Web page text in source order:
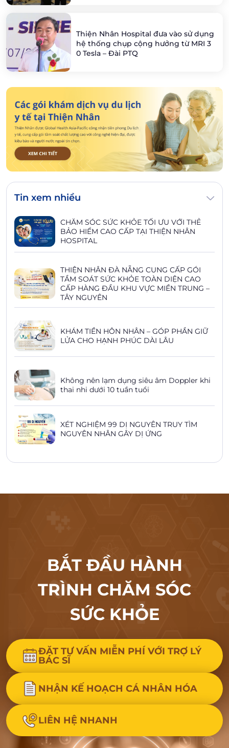
Thiện Nhân Hospital đưa vào sử dụng
hệ thống chụp cộng hưởng từ MRI 3
0 Tesla – Đài PTQ
Tin xem nhiều
CHĂM SÓC SỨC KHỎE TỐI ƯU VỚI THẺ
BẢO HIỂM CAO CẤP TẠI THIỆN NHÂN
HOSPITAL
THIỆN NHÂN ĐÀ NẴNG CUNG CẤP GÓI
TẦM SOÁT SỨC KHỎE TOÀN DIỆN CAO
CẤP HÀNG ĐẦU KHU VỰC MIỀN TRUNG –
TÂY NGUYÊN
KHÁM TIỀN HÔN NHÂN – GÓP PHẦN GIỮ
LỬA CHO HẠNH PHÚC DÀI LÂU
Không nên lạm dụng siêu âm Doppler khi
thai nhi dưới 10 tuần tuổi
XÉT NGHIỆM 99 DỊ NGUYÊN TRUY TÌM
NGUYÊN NHÂN GÂY DỊ ỨNG
BẮT ĐẦU HÀNH
TRÌNH CHĂM SÓC
SỨC KHỎE
ĐẶT TƯ VẤN MIỄN PHÍ VỚI TRỢ LÝ
BÁC SĨ
NHẬN KẾ HOẠCH CÁ NHÂN HÓA
LIÊN HỆ NHANH